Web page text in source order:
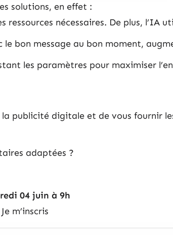
solutions, en effet :
nécessaires. De plus, l’IA
bon message au bon moment,
les paramètres pour maximiser
publicité digitale et de vous fournir
adaptées ?
04 juin à 9h
Je m’inscris